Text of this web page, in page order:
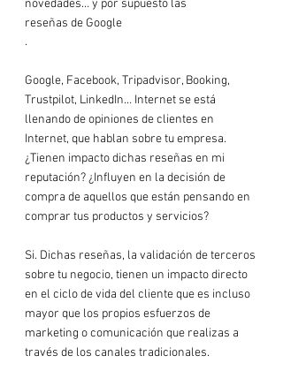
novedades… y por supuesto las
reseñas de Google
.
Google, Facebook, Tripadvisor, Booking,
Trustpilot, LinkedIn… Internet se está
llenando de opiniones de clientes en
Internet, que hablan sobre tu empresa.
¿Tienen impacto dichas reseñas en mi
reputación? ¿Influyen en la decisión de
compra de aquellos que están pensando en
comprar tus productos y servicios?
Si. Dichas reseñas, la validación de terceros
sobre tu negocio, tienen un impacto directo
en el ciclo de vida del cliente que es incluso
mayor que los propios esfuerzos de
marketing o comunicación que realizas a
través de los canales tradicionales.